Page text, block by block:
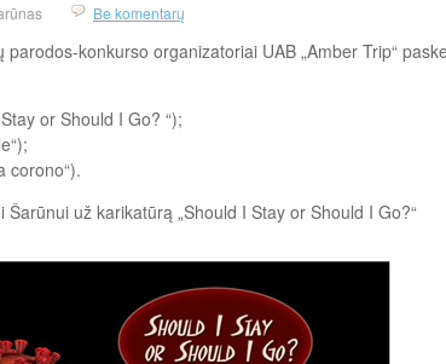
Be komentarų
parodos-konkurso organizatoriai UAB „Amber Trip“
or Should I Go? “);
corono“).
Šarūnui už karikatūrą „Should I Stay or Should I Go?“